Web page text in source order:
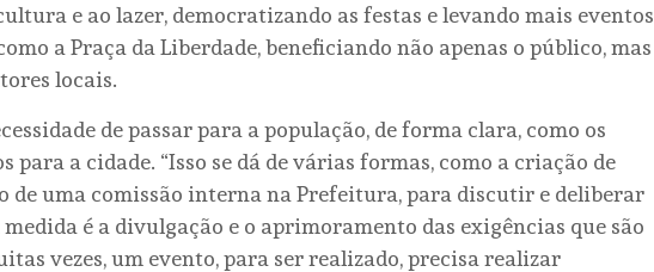
e ao lazer, democratizando as festas e levando mais eventos
a Praça da Liberdade, beneficiando não apenas o público, mas
locais.
de passar para a população, de forma clara, como os
para a cidade. “Isso se dá de várias formas, como a criação de
de uma comissão interna na Prefeitura, para discutir e deliberar
medida é a divulgação e o aprimoramento das exigências que são
vezes, um evento, para ser realizado, precisa realizar